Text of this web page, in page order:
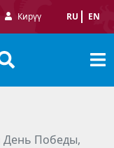
Кирүү RU EN
День Победы,